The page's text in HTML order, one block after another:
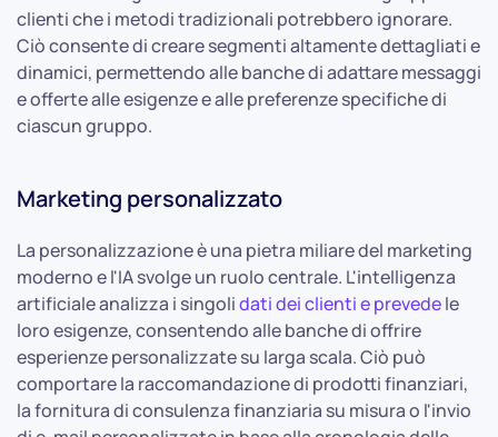
clienti che i metodi tradizionali potrebbero ignorare.
Ciò consente di creare segmenti altamente dettagliati e
dinamici, permettendo alle banche di adattare messaggi
e offerte alle esigenze e alle preferenze specifiche di
ciascun gruppo.
Marketing personalizzato
La personalizzazione è una pietra miliare del marketing
moderno e l'IA svolge un ruolo centrale. L'intelligenza
artificiale analizza i singolidati dei clienti e prevedele
loro esigenze, consentendo alle banche di offrire
esperienze personalizzate su larga scala. Ciò può
comportare la raccomandazione di prodotti finanziari,
la fornitura di consulenza finanziaria su misura o l'invio